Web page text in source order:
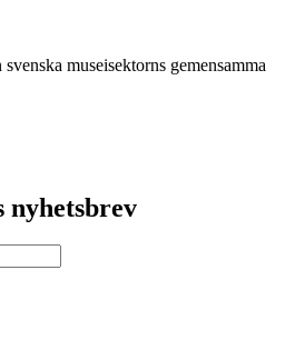
museisektorns gemensamma
nyhetsbrev